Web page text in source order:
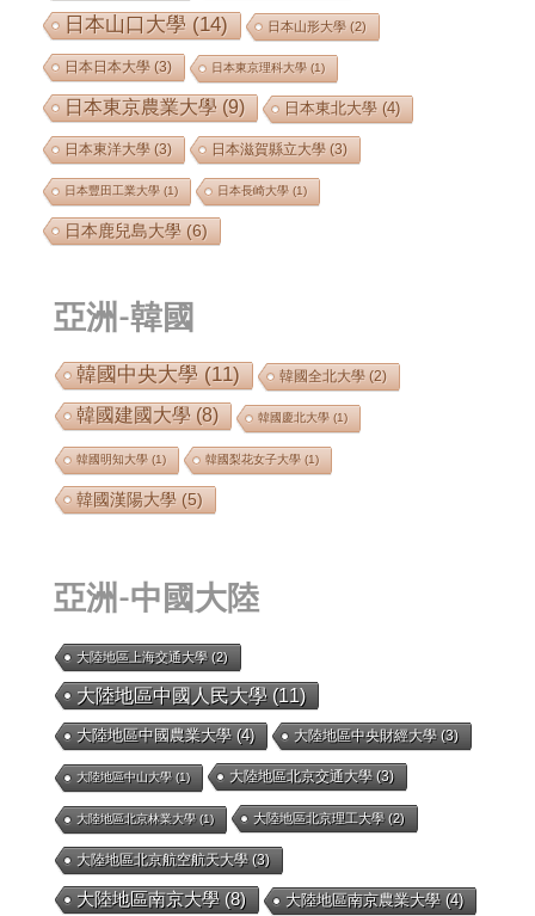
日本山口大學(14) 日本山形大學 (2)
日本日本大學 (3) 日本東京理科大學 (1)
日本東京農業大學 (9) 日本東北大學 (4)
日本東洋大學 (3) 日本滋賀縣立大學 (3)
日本豐田工業大學 (1) 日本長崎大學 (1)
日本鹿兒島大學 (6)
亞洲-韓國
韓國中央大學(11) 韓國全北大學 (2)
韓國建國大學 (8) 韓國慶北大學 (1)
韓國明知大學 (1) 韓國梨花女子大學 (1)
韓國漢陽大學 (5)
亞洲-中國大陸
大陸地區上海交通大學(2)
大陸地區中國人民大學(11)
大陸地區中國農業大學(4) 大陸地區中央財經大學(3)
大陸地區中山大學(1) 大陸地區北京交通大學(3)
大陸地區北京林業大學(1) 大陸地區北京理工大學(2)
大陸地區北京航空航天大學(3)
大陸地區南京大學(8) 大陸地區南京農業大學(4)